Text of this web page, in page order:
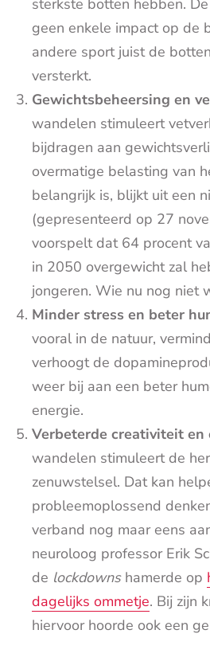
sterkste botten hebben.
geen enkele impact op de
andere sport juist de
versterkt.
Gewichtsbeheersing en
wandelen stimuleert
bijdragen aan
overmatige belasting van
belangrijk is, blijkt uit een
(gepresenteerd op 27
voorspelt dat 64 procent
in 2050 overgewicht zal
jongeren. Wie nu nog niet
Minder stress en beter
vooral in de natuur,
verhoogt de
weer bij aan een beter
energie.
Verbeterde creativiteit en
wandelen stimuleert de
zenuwstelsel. Dat kan
probleemoplossend
verband nog maar eens
neuroloog professor Erik
de lockdownshamerde op
dagelijks ommetje. Bij zijn
hiervoor hoorde ook een